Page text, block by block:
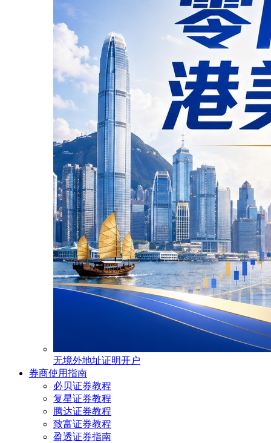
无境外地址证明开户
券商使用指南
必贝证券教程
复星证券教程
腾达证券教程
致富证券教程
盈透证券指南